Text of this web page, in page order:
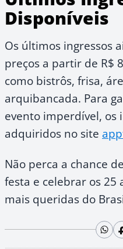
Disponíveis
Os últimos ingressos
preços a partir de R$
como bistrôs, frisa,
arquibancada. Para
evento imperdível, os
adquiridos no site
Não perca a chance
festa e celebrar os 25
mais queridas do